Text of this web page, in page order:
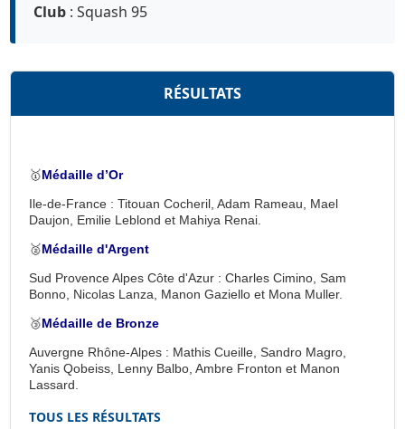
Club : Squash 95
RÉSULTATS
🥇Médaille d’Or
Ile-de-France : Titouan Cocheril, Adam Rameau, Mael
Daujon, Emilie Leblond et Mahiya Renai.
🥈Médaille d'Argent
Sud Provence Alpes Côte d'Azur : Charles Cimino, Sam
Bonno, Nicolas Lanza, Manon Gaziello et Mona Muller.
🥉Médaille de Bronze
Auvergne Rhône-Alpes : Mathis Cueille, Sandro Magro,
Yanis Qobeiss, Lenny Balbo, Ambre Fronton et Manon
Lassard.
TOUS LES RÉSULTATS